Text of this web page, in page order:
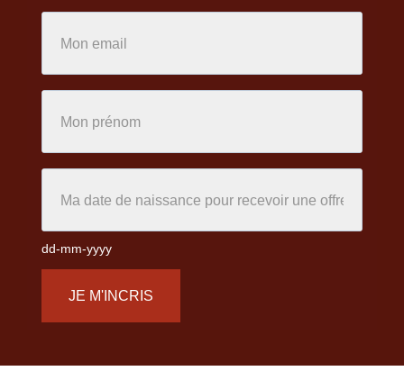
dd-mm-yyyy
JE M'INCRIS